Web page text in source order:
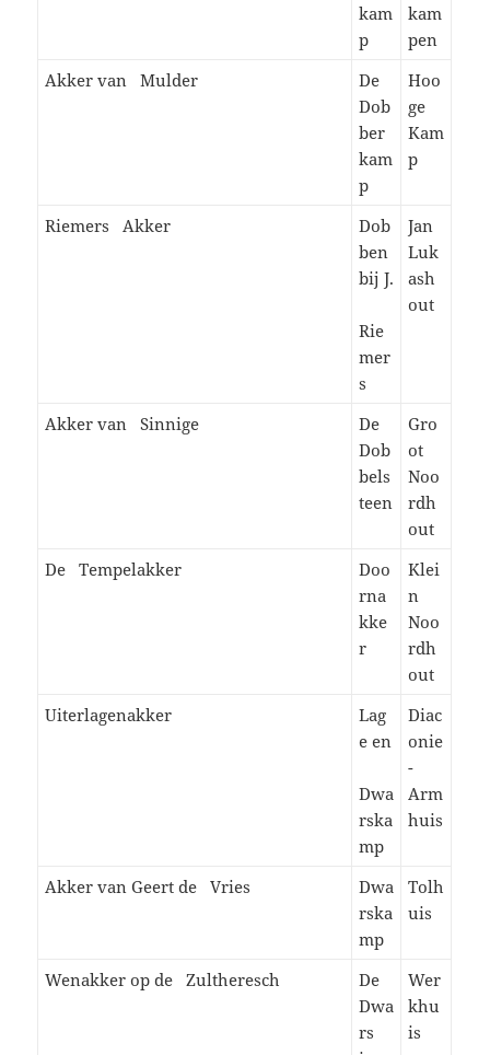
kam
p
kam
pen
Akker van Mulder
De
Dob
ber
kam
p
Hoo
ge
Kam
p
Riemers Akker
Dob
ben
bij J.
Rie
mer
s
Jan
Luk
ash
out
Akker van Sinnige
De
Dob
bels
teen
Gro
ot
Noo
rdh
out
De Tempelakker
Doo
rna
kke
r
Klei
n
Noo
rdh
out
Uiterlagenakker
Lag
e en
Dwa
rska
mp
Diac
onie
-
Arm
huis
Akker van Geert de Vries
Dwa
rska
mp
Tolh
uis
Wenakker op de Zultheresch
De
Dwa
rs
Wer
khu
is